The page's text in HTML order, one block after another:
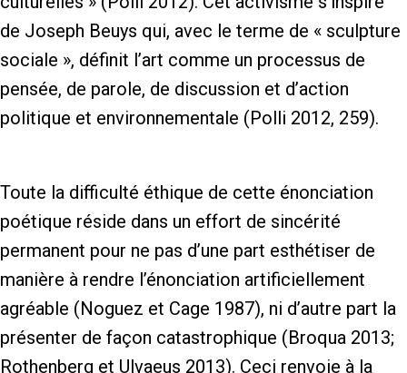
de Joseph Beuys qui, avec le terme de « sculpture
sociale », définit l’art comme un processus de
pensée, de parole, de discussion et d’action
politique et environnementale (Polli 2012, 259).
Toute la difficulté éthique de cette énonciation
poétique réside dans un effort de sincérité
permanent pour ne pas d’une part esthétiser de
manière à rendre l’énonciation artificiellement
agréable (Noguez et Cage 1987), ni d’autre part la
présenter de façon catastrophique (Broqua 2013;
Rothenberg et Ulvaeus 2013). Ceci renvoie à la